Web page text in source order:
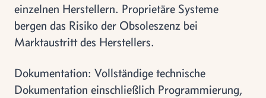
einzelnen Herstellern. Proprietäre Systeme
bergen das Risiko der Obsoleszenz bei
Marktaustritt des Herstellers.
Dokumentation: Vollständige technische
Dokumentation einschließlich Programmierung,